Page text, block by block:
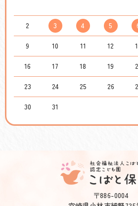
2 3 4 5
9 10 11 12
16 17 18 19
23 24 25 26
30 31
〒886-0004